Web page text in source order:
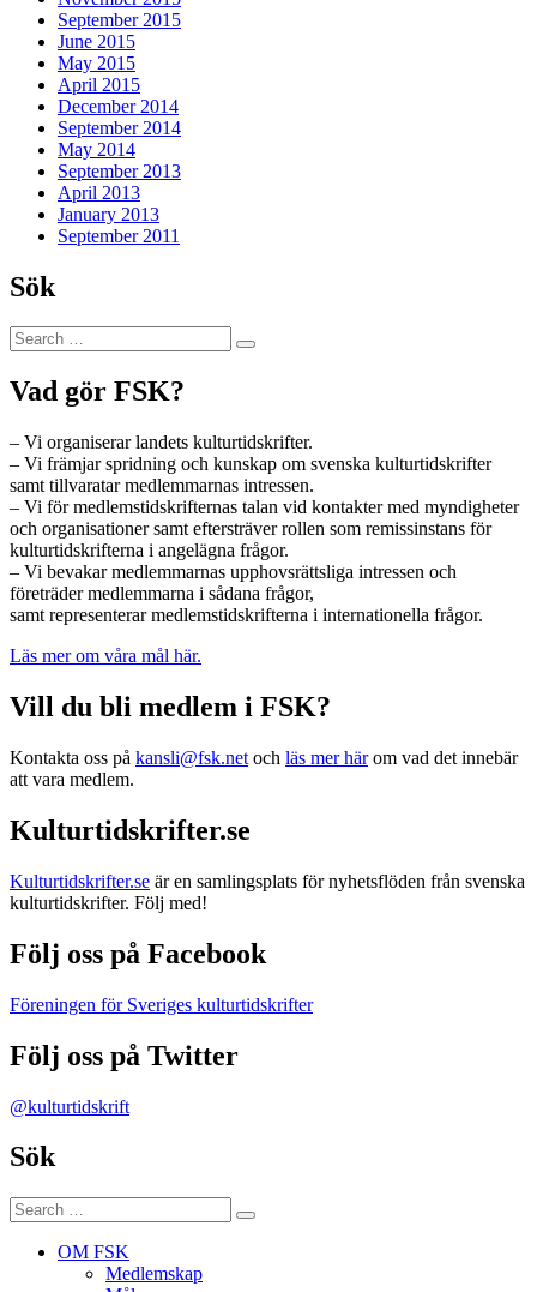
September 2015
June 2015
May 2015
April 2015
December 2014
September 2014
May 2014
September 2013
April 2013
January 2013
September 2011
Sök
Search
for:
Search
Vad gör FSK?
– Vi organiserar landets kulturtidskrifter.
– Vi främjar spridning och kunskap om svenska kulturtidskrifter
samt tillvaratar medlemmarnas intressen.
– Vi för medlemstidskrifternas talan vid kontakter med myndigheter
och organisationer samt eftersträver rollen som remissinstans för
kulturtidskrifterna i angelägna frågor.
– Vi bevakar medlemmarnas upphovsrättsliga intressen och
företräder medlemmarna i sådana frågor,
samt representerar medlemstidskrifterna i internationella frågor.
Läs mer om våra mål här.
Vill du bli medlem i FSK?
Kontakta oss på kansli@fsk.net och läs mer härom vad det innebär
att vara medlem.
Kulturtidskrifter.se
Kulturtidskrifter.se är en samlingsplats för nyhetsflöden från svenska
kulturtidskrifter. Följ med!
Följ oss på Facebook
Föreningen för Sveriges kulturtidskrifter
Följ oss på Twitter
@kulturtidskrift
Sök
Search
for:
Search
OM FSK
Medlemskap